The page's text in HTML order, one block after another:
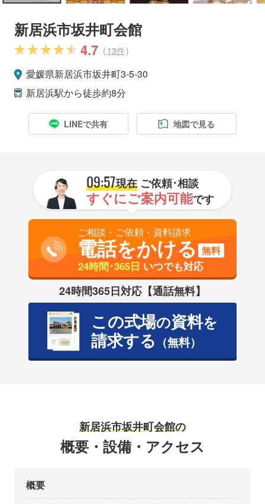
新居浜市坂井町会館
4.7 ( 13件)
愛媛県新居浜市坂井町3-5-30
新居浜駅から徒歩約8分
LINEで共有 地図で見る
09:57現在ご依頼･相談
すぐにご案内可能です
ご相談・ご依頼・資料請求
電話をかける 無料
24時間･365日 いつでも対応
24時間365日対応【通話無料】
この式場の資料を
請求する （無料）
新居浜市坂井町会館の
概要・設備・アクセス
概要